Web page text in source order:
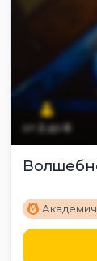
от 2до6
M